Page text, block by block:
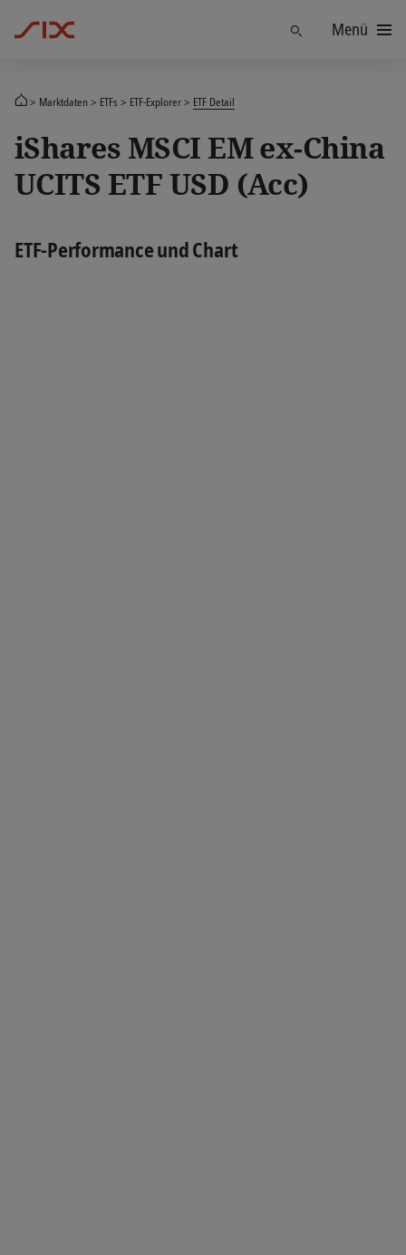
FindenMenü
Marktdaten ETFs ETF-Explorer ETF Detail
iShares MSCI EM ex-China
UCITS ETF USD (Acc)
ETF-Performance und Chart